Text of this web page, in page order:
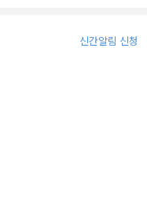
신간알림 신청